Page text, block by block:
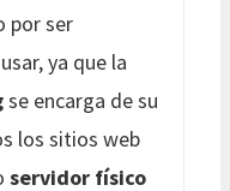
por ser
ya que la
se encarga de su
los sitios web
servidor físico